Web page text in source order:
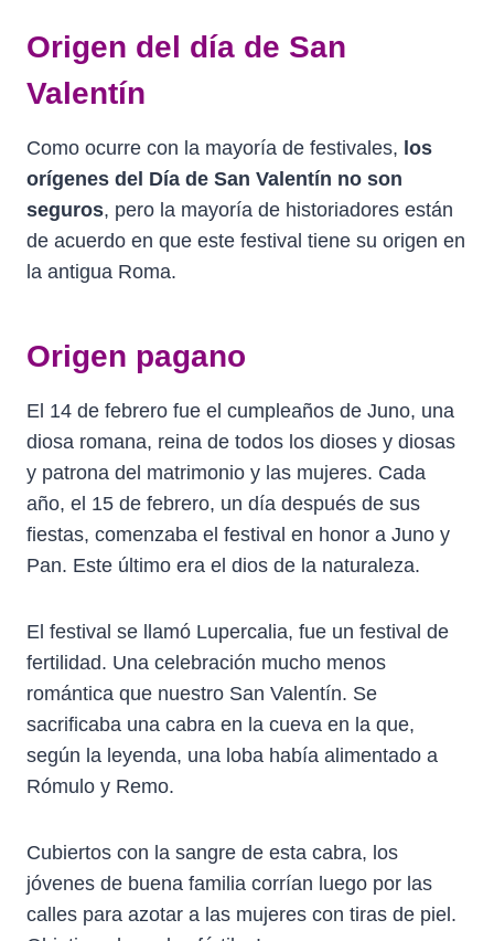
Origen del día de San
Valentín
Como ocurre con la mayoría de festivales, los
orígenes del Día de San Valentín no son
seguros, pero la mayoría de historiadores están
de acuerdo en que este festival tiene su origen en
la antigua Roma.
Origen pagano
El 14 de febrero fue el cumpleaños de Juno, una
diosa romana, reina de todos los dioses y diosas
y patrona del matrimonio y las mujeres. Cada
año, el 15 de febrero, un día después de sus
fiestas, comenzaba el festival en honor a Juno y
Pan. Este último era el dios de la naturaleza.
El festival se llamó Lupercalia, fue un festival de
fertilidad. Una celebración mucho menos
romántica que nuestro San Valentín. Se
sacrificaba una cabra en la cueva en la que,
según la leyenda, una loba había alimentado a
Rómulo y Remo.
Cubiertos con la sangre de esta cabra, los
jóvenes de buena familia corrían luego por las
calles para azotar a las mujeres con tiras de piel.